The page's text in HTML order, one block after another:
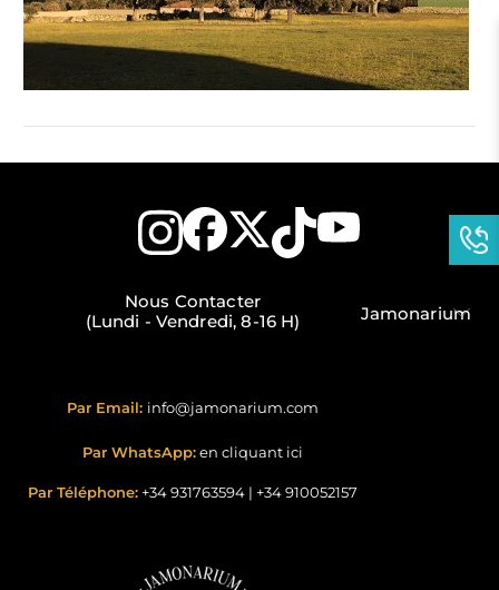
Nous Contacter
(Lundi - Vendredi, 8-16 H)
Par Email: info@jamonarium.com
Par WhatsApp:en cliquant ici
Par Téléphone: +34 931763594 | +34 910052157
Jamonarium